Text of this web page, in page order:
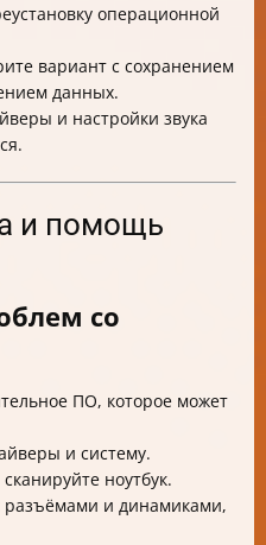
операционной
вариант с сохранением
данных.
и настройки звука
и помощь
со
ПО, которое может
и систему.
ноутбук.
разъёмами и динамиками,